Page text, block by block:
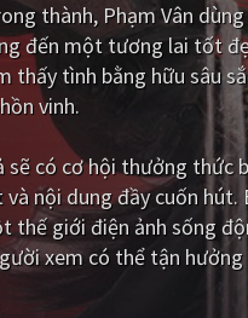
thành, Phạm Vân
đến một tương lai tốt
thấy tình bằng hữu sâu
vinh.
sẽ có cơ hội thưởng thức
nội dung đầy cuốn
thế giới điện ảnh sống
xem có thể tận